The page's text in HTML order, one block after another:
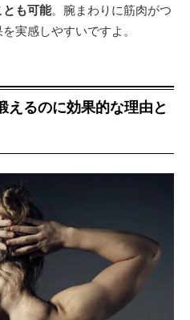
も可能。腕まわりに筋肉がつ
実感しやすいですよ。
えるのに効果的な理由と